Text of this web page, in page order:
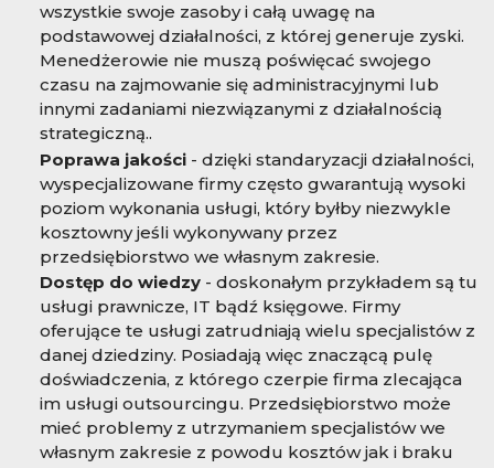
wszystkie swoje zasoby i całą uwagę na
podstawowej działalności, z której generuje zyski.
Menedżerowie nie muszą poświęcać swojego
czasu na zajmowanie się administracyjnymi lub
innymi zadaniami niezwiązanymi z działalnością
strategiczną..
Poprawa jakości - dzięki standaryzacji działalności,
wyspecjalizowane firmy często gwarantują wysoki
poziom wykonania usługi, który byłby niezwykle
kosztowny jeśli wykonywany przez
przedsiębiorstwo we własnym zakresie.
Dostęp do wiedzy- doskonałym przykładem są tu
usługi prawnicze, IT bądź księgowe. Firmy
oferujące te usługi zatrudniają wielu specjalistów z
danej dziedziny. Posiadają więc znaczącą pulę
doświadczenia, z którego czerpie firma zlecająca
im usługi outsourcingu. Przedsiębiorstwo może
mieć problemy z utrzymaniem specjalistów we
własnym zakresie z powodu kosztów jak i braku